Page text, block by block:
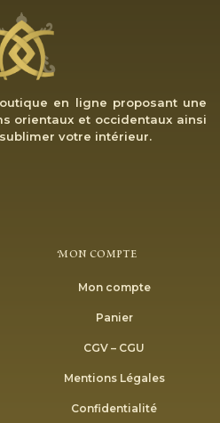
en ligne proposant une
orientaux et occidentaux ainsi
votre intérieur.
Mon Compte
Mon compte
Panier
CGV – CGU
Mentions Légales
Confidentialité